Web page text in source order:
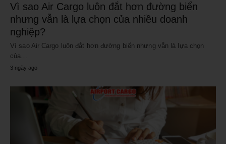
Vì sao Air Cargo luôn đắt hơn đường biển
nhưng vẫn là lựa chọn của nhiều doanh
nghiệp?
Vì sao Air Cargo luôn đắt hơn đường biển nhưng vẫn là lựa chọn
của…
3 ngày ago